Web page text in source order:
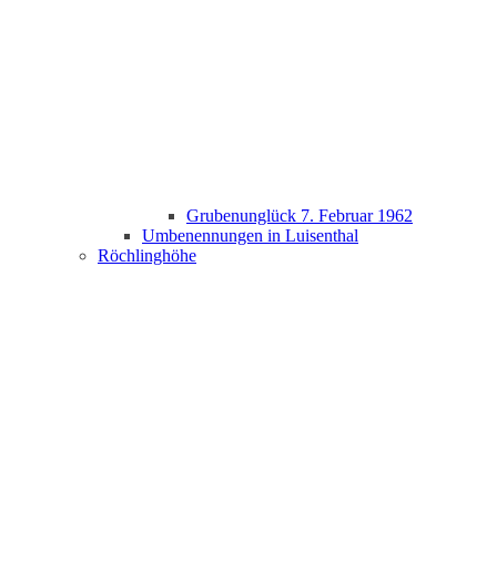
Grubenunglück 7. Februar 1962
Umbenennungen in Luisenthal
Röchlinghöhe